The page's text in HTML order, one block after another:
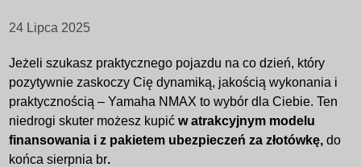
24 Lipca 2025
Jeżeli szukasz praktycznego pojazdu na co dzień, który
pozytywnie zaskoczy Cię dynamiką, jakością wykonania i
praktycznością – Yamaha NMAX to wybór dla Ciebie. Ten
niedrogi skuter możesz kupićw atrakcyjnym modelu
finansowania i z pakietem ubezpieczeń za złotówkę,do
końca sierpnia br.